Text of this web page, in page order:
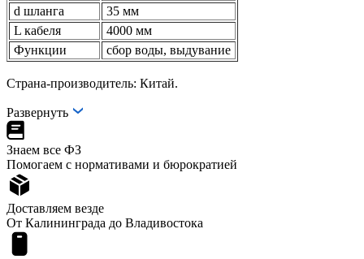
d шланга
35 мм
L кабеля
4000 мм
Функции
сбор воды, выдувание
Страна-производитель: Китай.
Развернуть
Знаем все ФЗ
Помогаем с нормативами и бюрократией
Доставляем везде
От Калининграда до Владивостока